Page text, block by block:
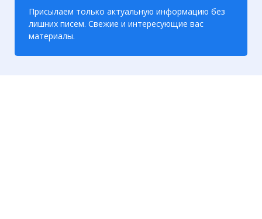
Присылаем только актуальную информацию без
лишних писем. Свежие и интересующие вас
материалы.